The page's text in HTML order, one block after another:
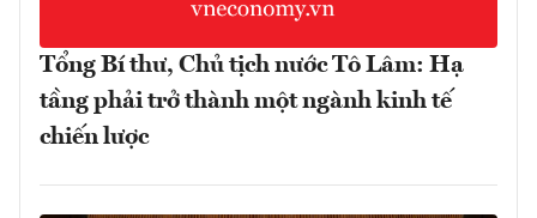
Tổng Bí thư, Chủ tịch nước Tô Lâm: Hạ
tầng phải trở thành một ngành kinh tế
chiến lược